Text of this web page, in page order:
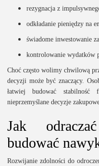
rezygnacja z
odkładanie pieniędzy na
świadome inwestowanie
kontrolowanie wydatków
Choć często wolimy chwilową
decyzji może być znaczący.
łatwiej budować
nieprzemyślane decyzje
Jak
budować
Rozwijanie zdolności do